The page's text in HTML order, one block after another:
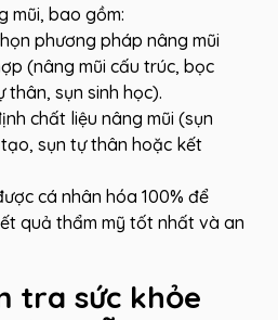
mũi, bao gồm:
phương pháp nâng mũi
(nâng mũi cấu trúc, bọc
thân, sụn sinh học).
chất liệu nâng mũi (sụn
sụn tự thân hoặc kết
cá nhân hóa 100% để
quả thẩm mỹ tốt nhất và an
tra sức khỏe